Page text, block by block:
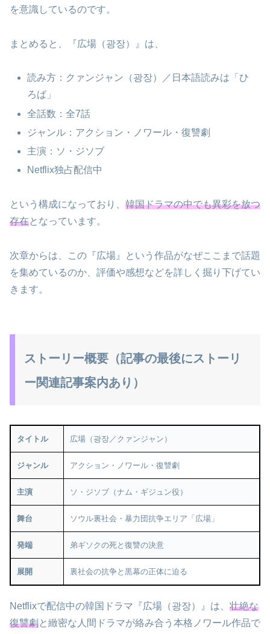
を意識しているのです。
まとめると、『広場（광장）』は、
読み方：クァンジャン（광장）／日本語読みは「ひ
ろば」
全話数：全7話
ジャンル：アクション・ノワール・復讐劇
主演：ソ・ジソブ
Netflix独占配信中
という構成になっており、 韓国ドラマの中でも異彩を放つ
存在となっています。
次章からは、この『広場』という作品がなぜここまで話題
を集めているのか、評価や感想などを詳しく掘り下げてい
きます。
ストーリー概要（記事の最後にストーリ
ー関連記事案内あり）
タイトル 広場（광장／クァンジャン）
ジャンル アクション・ノワール・復讐劇
主演 ソ・ジソブ（ナム・ギジュン役）
舞台 ソウル裏社会・暴力団抗争エリア「広場」
発端 弟ギソクの死と復讐の決意
展開 裏社会の抗争と黒幕の正体に迫る
Netflixで配信中の韓国ドラマ『広場（광장）』は、 壮絶な
復讐劇と緻密な人間ドラマが絡み合う本格ノワール作品で